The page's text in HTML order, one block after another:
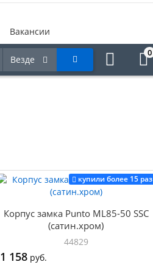
Вакансии
Везде
0
купили более 15 раз
Корпус замка Punto ML85-50 SSC
(сатин.хром)
44829
1 158руб.